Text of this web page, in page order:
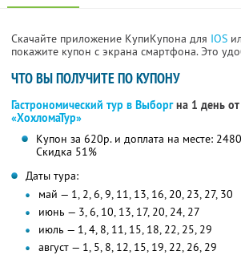
Скачайте приложение КупиКупона для IOS
покажите купон с экрана смартфона. Это
ЧТО ВЫ ПОЛУЧИТЕ ПО КУПОНУ
Гастрономический тур в Выборгна 1 день от
«ХохломаТур»
Купон за 620р. и доплата на месте:
Скидка 51%
Даты тура:
май — 1, 2, 6, 9, 11, 13, 16, 20, 23, 27, 30
июнь — 3, 6, 10, 13, 17, 20, 24, 27
июль — 1, 4, 8, 11, 15, 18, 22, 25, 29
август — 1, 5, 8, 12, 15, 19, 22, 26, 29